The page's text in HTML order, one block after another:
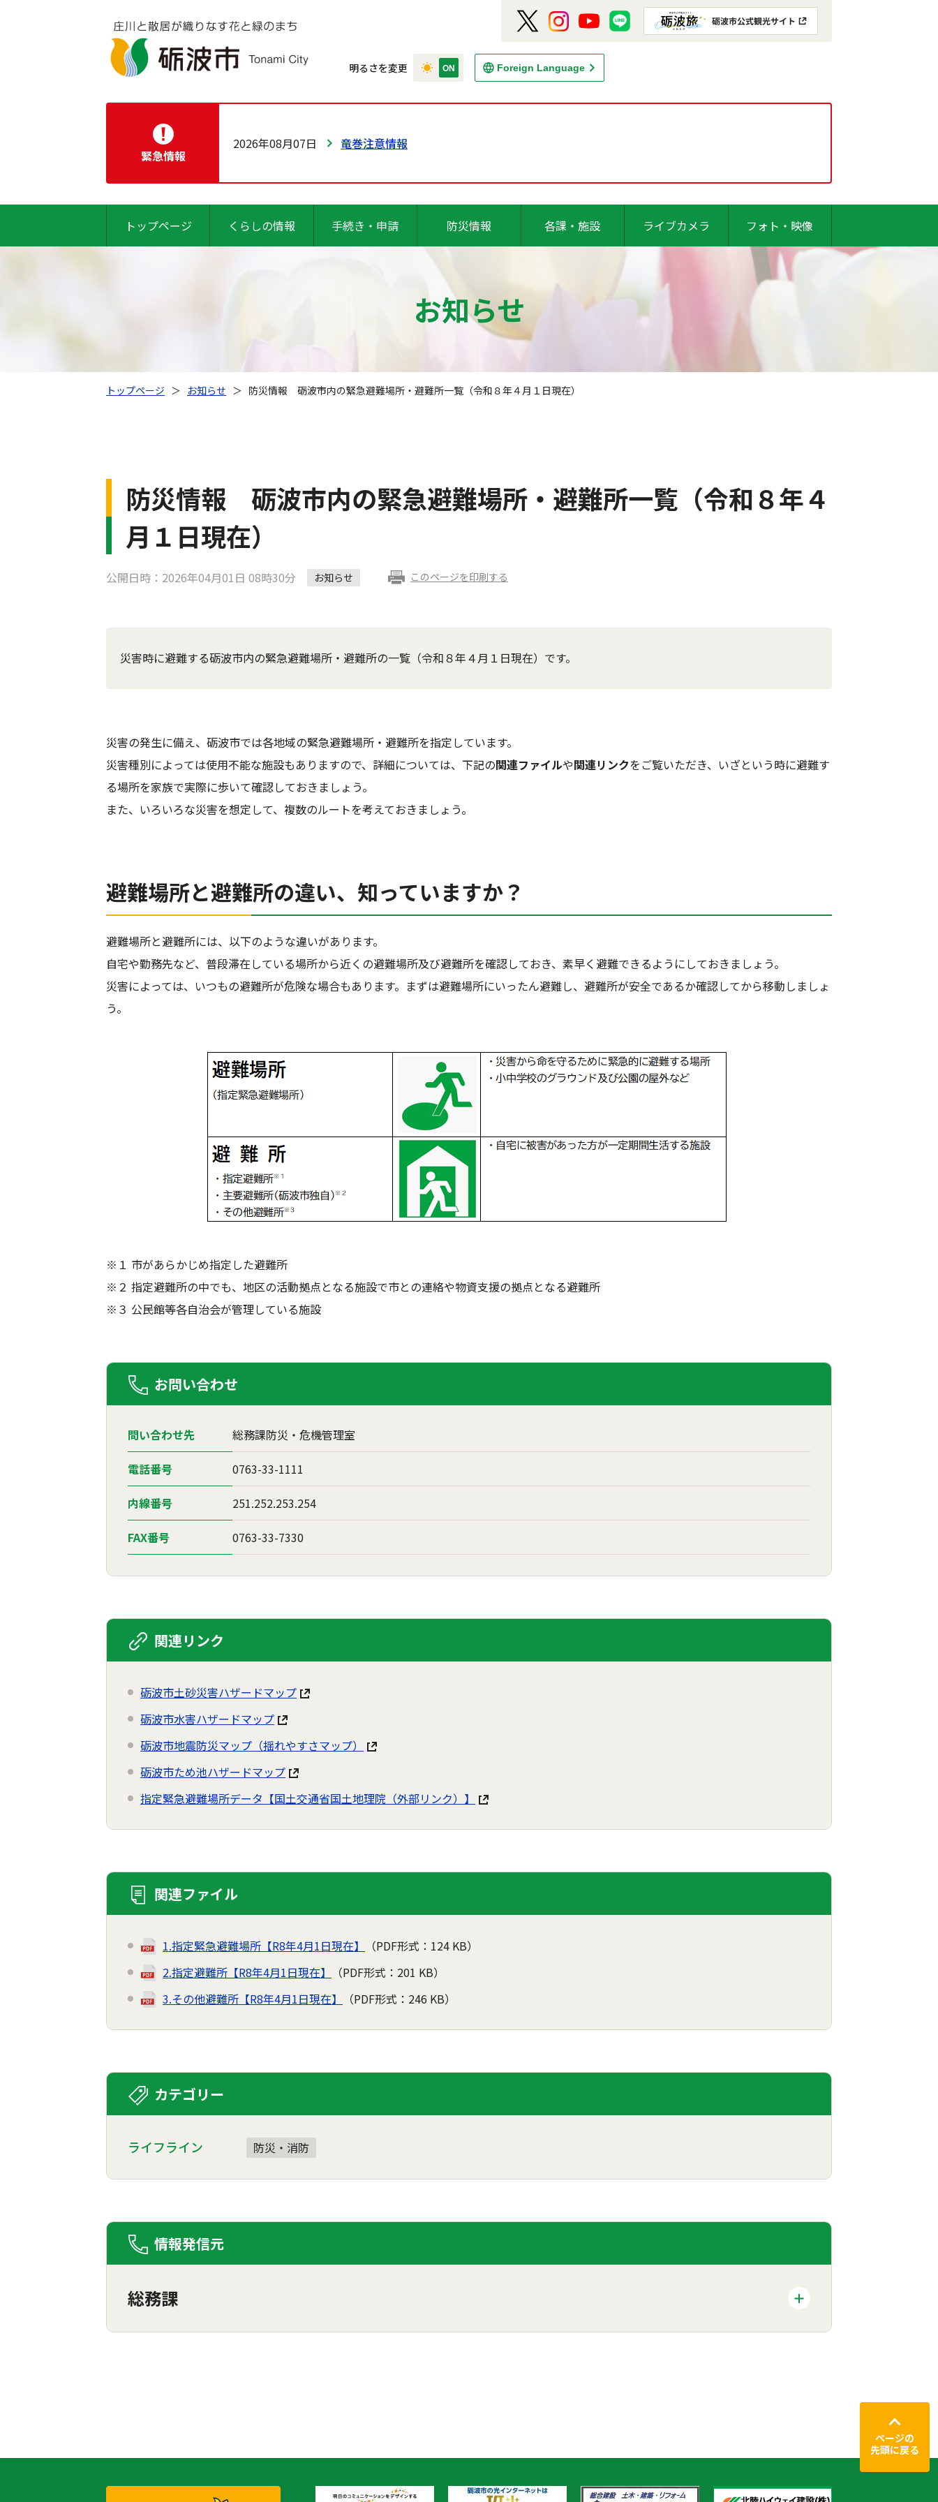
明るさを変更 Foreign Language
緊急情報
2026年08月07日 竜巻注意情報
トップページ くらしの情報 手続き・申請 防災情報 各課・施設 ライブカメラ フォト・映像
お知らせ
トップページ ＞ お知らせ ＞ 防災情報 砺波市内の緊急避難場所・避難所一覧（令和８年４月１日現在）
防災情報 砺波市内の緊急避難場所・避難所一覧（令和８年４
月１日現在）
公開日時：2026年04月01日 08時30分 お知らせ このページを印刷する
災害時に避難する砺波市内の緊急避難場所・避難所の一覧（令和８年４月１日現在）です。
災害の発生に備え、砺波市では各地域の緊急避難場所・避難所を指定しています。
災害種別によっては使用不能な施設もありますので、詳細については、下記の関連ファイルや関連リンクをご覧いただき、いざという時に避難す
る場所を家族で実際に歩いて確認しておきましょう。
また、いろいろな災害を想定して、複数のルートを考えておきましょう。
避難場所と避難所の違い、知っていますか？
避難場所と避難所には、以下のような違いがあります。
自宅や勤務先など、普段滞在している場所から近くの避難場所及び避難所を確認しておき、素早く避難できるようにしておきましょう。
災害によっては、いつもの避難所が危険な場合もあります。まずは避難場所にいったん避難し、避難所が安全であるか確認してから移動しましょ
う。
※１ 市があらかじめ指定した避難所
※２ 指定避難所の中でも、地区の活動拠点となる施設で市との連絡や物資支援の拠点となる避難所
※３ 公民館等各自治会が管理している施設
お問い合わせ
問い合わせ先 総務課防災・危機管理室
電話番号 0763-33-1111
内線番号 251.252.253.254
FAX番号 0763-33-7330
関連リンク
砺波市土砂災害ハザードマップ
砺波市水害ハザードマップ
砺波市地震防災マップ（揺れやすさマップ）
砺波市ため池ハザードマップ
指定緊急避難場所データ【国土交通省国土地理院（外部リンク）】
関連ファイル
1.指定緊急避難場所【R8年4月1日現在】
（PDF形式：124 KB）
2.指定避難所【R8年4月1日現在】
（PDF形式：201 KB）
3.その他避難所【R8年4月1日現在】
（PDF形式：246 KB）
カテゴリー
ライフライン 防災・消防
情報発信元
総務課
ページの
先頭に戻る